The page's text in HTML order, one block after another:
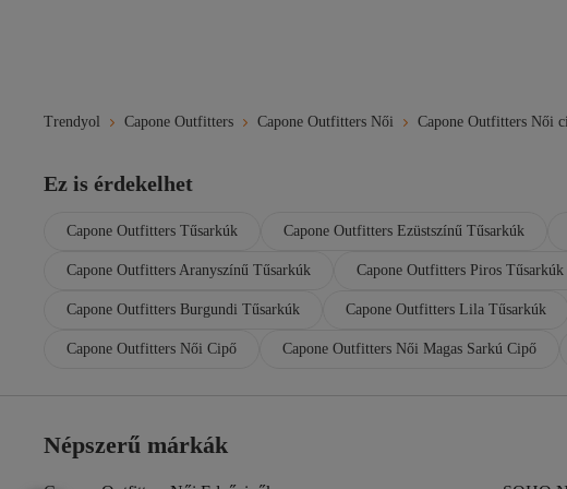
Trendyol Capone Outfitters Capone Outfitters Női Capone Outfitters Női
Ez is érdekelhet
Capone Outfitters Tűsarkúk Capone Outfitters Ezüstszínű Tűsarkúk
Capone Outfitters Aranyszínű Tűsarkúk Capone Outfitters Piros Tűsarkúk
Capone Outfitters Burgundi Tűsarkúk Capone Outfitters Lila Tűsarkúk
Capone Outfitters Női Cipő Capone Outfitters Női Magas Sarkú Cipő
Népszerű márkák